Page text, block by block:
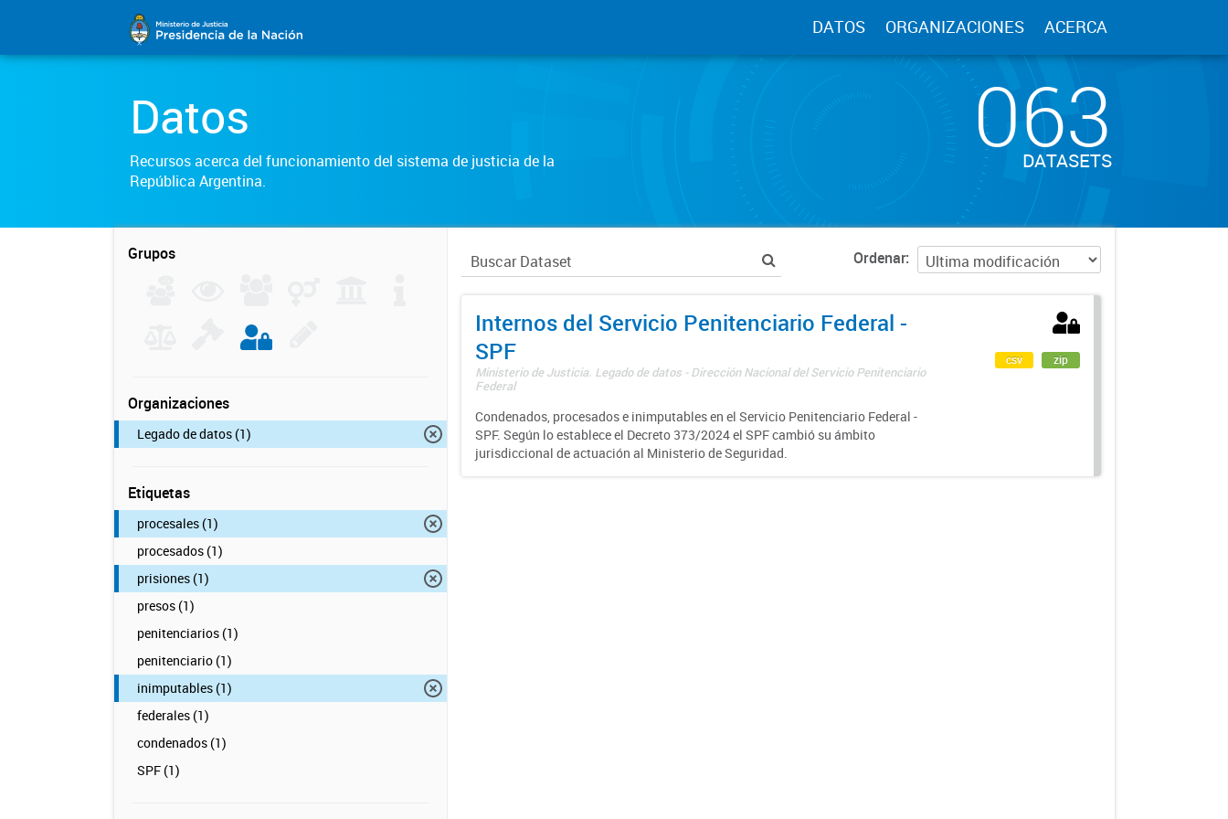
DATOS ORGANIZACIONES ACERCA
Datos
Recursos acerca del funcionamiento del sistema de justicia de la
República Argentina.
063
DATASETS
Grupos
Organizaciones
Legado de datos (1)
Etiquetas
procesales (1)
procesados (1)
prisiones (1)
presos (1)
penitenciarios (1)
penitenciario (1)
inimputables (1)
federales (1)
condenados (1)
SPF (1)
Ordenar
Internos del Servicio Penitenciario Federal -
SPF
Ministerio de Justicia. Legado de datos - Dirección Nacional del Servicio Penitenciario
Federal
Condenados, procesados e inimputables en el Servicio Penitenciario Federal -
SPF. Según lo establece el Decreto 373/2024 el SPF cambió su ámbito
jurisdiccional de actuación al Ministerio de Seguridad.
csv zip